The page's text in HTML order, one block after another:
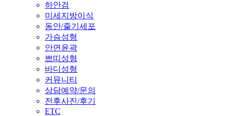
하안검
미세지방이식
동안/줄기세포
가슴성형
안면윤곽
쁘띠성형
바디성형
커뮤니티
상담예약/문의
전후사진/후기
ETC